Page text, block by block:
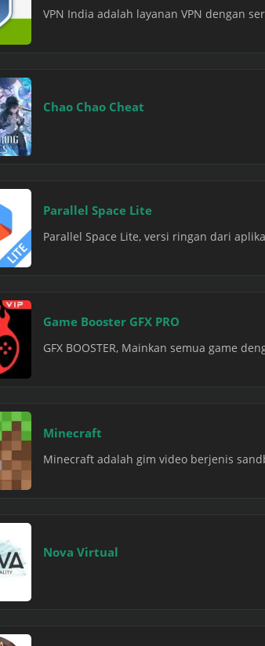
VPN India adalah layanan VPN dengan
Chao Chao Cheat
Parallel Space Lite
Parallel Space Lite, versi ringan dari
Game Booster GFX PRO
GFX BOOSTER, Mainkan semua game
Minecraft
Minecraft adalah gim video berjenis
Nova Virtual